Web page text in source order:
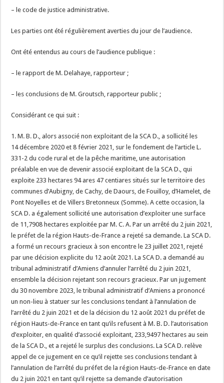
– le code de justice administrative.
Les parties ont été régulièrement averties du jour de l’audience.
Ont été entendus au cours de l’audience publique :
– le rapport de M. Delahaye, rapporteur ;
– les conclusions de M. Groutsch, rapporteur public ;
Considérant ce qui suit :
1. M. B. D., alors associé non exploitant de la SCA D., a sollicité les
14 décembre 2020 et 8 février 2021, sur le fondement de l’article L.
331-2 du code rural et de la pêche maritime, une autorisation
préalable en vue de devenir associé exploitant de la SCA D., qui
exploite 233 hectares 94 ares 47 centiares situés sur le territoire des
communes d’Aubigny, de Cachy, de Daours, de Fouilloy, d’Hamelet, de
Pont Noyelles et de Villers Bretonneux (Somme). A cette occasion, la
SCA D. a également sollicité une autorisation d’exploiter une surface
de 11,7908 hectares exploitée par M. C. A. Par un arrêté du 2 juin 2021,
le préfet de la région Hauts-de-France a rejeté sa demande. La SCA D.
a formé un recours gracieux à son encontre le 23 juillet 2021, rejeté
par une décision explicite du 12 août 2021. La SCA D. a demandé au
tribunal administratif d’Amiens d’annuler l’arrêté du 2 juin 2021,
ensemble la décision rejetant son recours gracieux. Par un jugement
du 30 novembre 2023, le tribunal administratif d’Amiens a prononcé
un non-lieu à statuer sur les conclusions tendant à l’annulation de
l’arrêté du 2 juin 2021 et de la décision du 12 août 2021 du préfet de
région Hauts-de-France en tant qu’ils refusent à M. B. D. l’autorisation
d’exploiter, en qualité d’associé exploitant, 233,9497 hectares au sein
de la SCA D., et a rejeté le surplus des conclusions. La SCA D. relève
appel de ce jugement en ce qu’il rejette ses conclusions tendant à
l’annulation de l’arrêté du préfet de la région Hauts-de-France en date
du 2 juin 2021 en tant qu’il rejette sa demande d’autorisation